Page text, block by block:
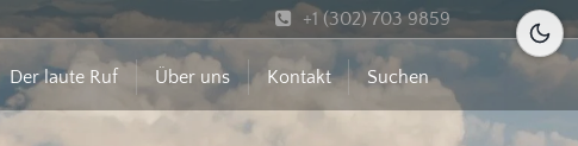
+1 (302) 703 9859
Der laute Ruf Über uns Kontakt Suchen